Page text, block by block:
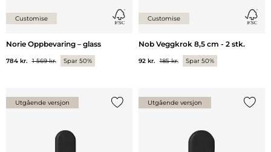
Customise
Norie Oppbevaring – glass
784 kr. 1 569 kr. Spar 50%
Customise
Nob Veggkrok 8,5 cm - 2 stk.
92 kr. 185 kr. Spar 50%
Utgående versjon Utgående versjon